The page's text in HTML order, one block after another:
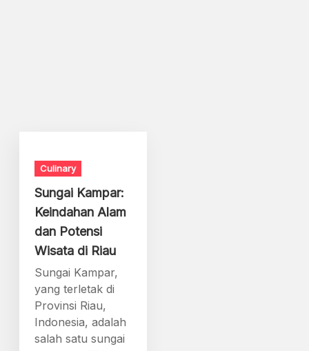
Culinary
Sungai Kampar:
Keindahan Alam
dan Potensi
Wisata di Riau
Sungai Kampar,
yang terletak di
Provinsi Riau,
Indonesia, adalah
salah satu sungai